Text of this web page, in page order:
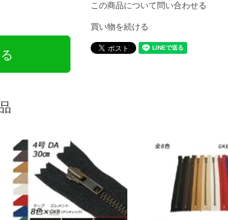
この商品について問い合わせる
買い物を続ける